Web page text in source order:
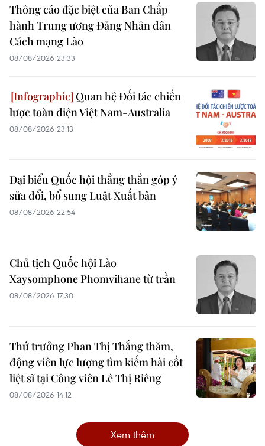
Thông cáo đặc biệt của Ban Chấp
hành Trung ương Đảng Nhân dân
Cách mạng Lào
08/08/2026 23:33
Quan hệ Đối tác chiến
lược toàn diện Việt Nam-Australia
08/08/2026 23:13
Đại biểu Quốc hội thẳng thắn góp ý
sửa đổi, bổ sung Luật Xuất bản
08/08/2026 22:54
Chủ tịch Quốc hội Lào
Xaysomphone Phomvihane từ trần
08/08/2026 17:30
Thứ trưởng Phan Thị Thắng thăm,
động viên lực lượng tìm kiếm hài cốt
liệt sĩ tại Công viên Lê Thị Riêng
08/08/2026 14:12
Xem thêm